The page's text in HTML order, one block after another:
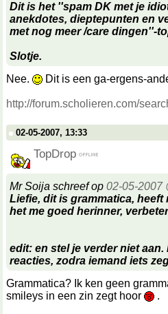
Dit is het ''spam DK met je
anekdotes, dieptepunten en
met nog meer /care dingen''-
Slotje.
Nee.
Dit is een ga-ergens-
http://forum.scholieren.com/
02-05-2007, 13:33
TopDrop
Mr Soija schreef op 02-05-2007
Liefie, dit is grammatica,
het me goed herinner,
edit: en stel je verder niet
reacties, zodra iemand iets
Grammatica? Ik ken geen
smileys in een zin zegt hoor
.